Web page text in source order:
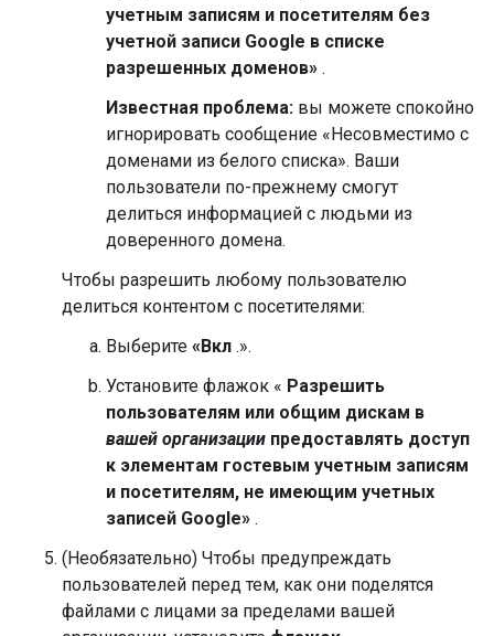
учетным записям и посетителям без
учетной записи Google в списке
разрешенных доменов» .
Известная проблема: вы можете спокойно
игнорировать сообщение «Несовместимо с
доменами из белого списка». Ваши
пользователи по-прежнему смогут
делиться информацией с людьми из
доверенного домена.
Чтобы разрешить любому пользователю
делиться контентом с посетителями:
Выберите «Вкл .».
Установите флажок « Разрешить
пользователям или общим дискам в
вашей организации предоставлять доступ
к элементам гостевым учетным записям
и посетителям, не имеющим учетных
записей Google» .
(Необязательно) Чтобы предупреждать
пользователей перед тем, как они поделятся
файлами с лицами за пределами вашей